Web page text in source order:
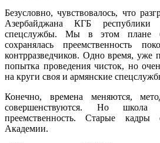
Безусловно, чувствовалось, что
Азербайджана КГБ
спецслужбы. Мы в этом плане
сохранялась преемственность
контрразведчиков. Одно время, уже
попытка проведения чисток, но
на круги своя и армянские
Конечно, времена меняются,
совершенствуются. Но школа
преемственность. Старые
Академии.